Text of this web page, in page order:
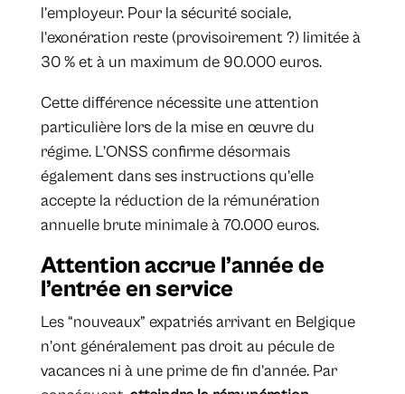
l’employeur. Pour la sécurité sociale,
l’exonération reste (provisoirement ?) limitée à
30 % et à un maximum de 90.000 euros.
Cette différence nécessite une attention
particulière lors de la mise en œuvre du
régime. L’ONSS confirme désormais
également dans ses instructions qu’elle
accepte la réduction de la rémunération
annuelle brute minimale à 70.000 euros.
Attention accrue l’année de
l’entrée en service
Les “nouveaux” expatriés arrivant en Belgique
n’ont généralement pas droit au pécule de
vacances ni à une prime de fin d’année. Par